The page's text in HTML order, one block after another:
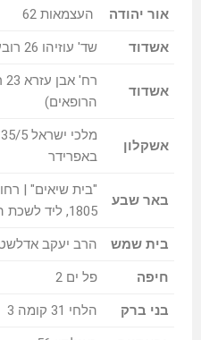
אור יהודה העצמאות 62
אשדוד שד' עוזיהו 26 רובע ג' מתנ"ס נווה יהונתן
אשדוד
הרופאים)
אשקלון
באפרידר
באר שבע
1805, ליד לשכת הגיוס .
בית שמש הרב יעקב אדלשטיין 13/5
חיפה פל ים 2
בני ברק הלחי 31 קומה 3